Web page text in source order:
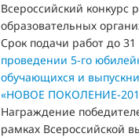
Всероссийский конкурс
образовательных
Срок подачи работ до
проведении 5-го
обучающихся и
«НОВОЕ ПОКОЛЕНИЕ-
Награждение
рамках Всероссийской